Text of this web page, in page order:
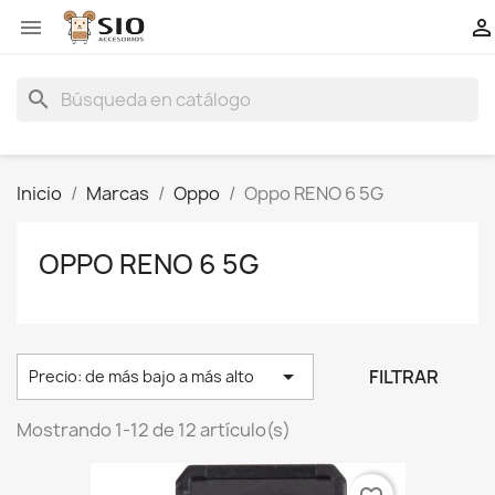
 
search
Inicio Marcas Oppo Oppo RENO 6 5G
OPPO RENO 6 5G
Precio: de más bajo a más alto  FILTRAR
Mostrando 1-12 de 12 artículo(s)